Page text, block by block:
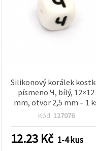
Silikonový korálek
písmeno Ч, bílý, 12×12
mm, otvor 2,5 mm – 1
Kód: 127076
12.23 Kč 1-4 kus